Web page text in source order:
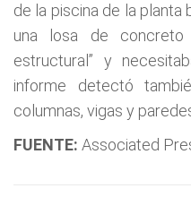
de la piscina de la planta
una losa de concreto
estructural” y
informe detectó
columnas, vigas y
FUENTE: Associated